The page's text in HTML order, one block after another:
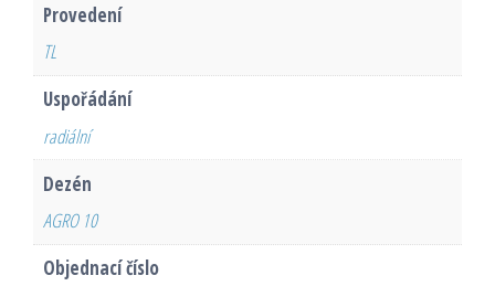
Provedení
TL
Uspořádání
radiální
Dezén
AGRO 10
Objednací číslo